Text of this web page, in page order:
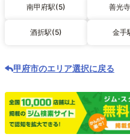
南甲府駅(5) 善光
酒折駅(5) 金手
甲府市のエリア選択に戻る